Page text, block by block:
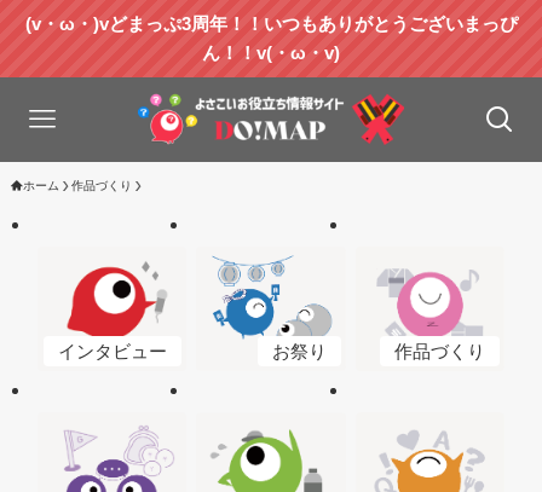
(v・ω・)vどまっぷ3周年！！いつもありがとうございまっぴ
ん！！v(・ω・v)
ホーム 作品づくり
インタビュー お祭り 作品づくり